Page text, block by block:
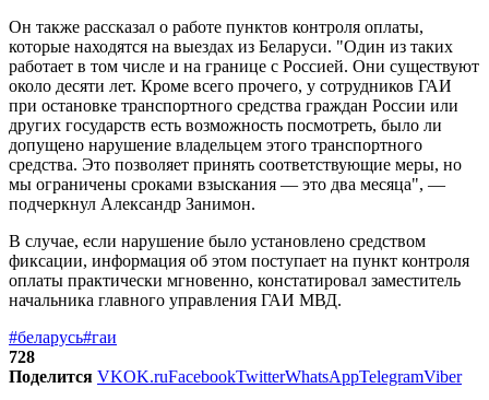
Он также рассказал о работе пунктов контроля оплаты,
которые находятся на выездах из Беларуси. "Один из таких
работает в том числе и на границе с Россией. Они существуют
около десяти лет. Кроме всего прочего, у сотрудников ГАИ
при остановке транспортного средства граждан России или
других государств есть возможность посмотреть, было ли
допущено нарушение владельцем этого транспортного
средства. Это позволяет принять соответствующие меры, но
мы ограничены сроками взыскания — это два месяца", —
подчеркнул Александр Занимон.
В случае, если нарушение было установлено средством
фиксации, информация об этом поступает на пункт контроля
оплаты практически мгновенно, констатировал заместитель
начальника главного управления ГАИ МВД.
#беларусь#гаи
728
Поделится VKOK.ruFacebookTwitterWhatsAppTelegramViber